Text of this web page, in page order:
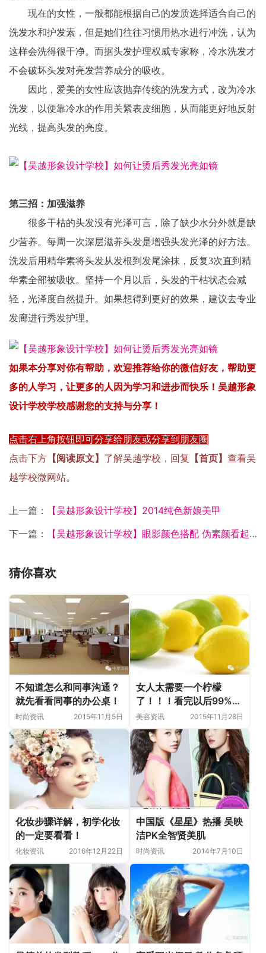
现在的女性，一般都能根据自己的发质选择适合自己的
洗发水和护发素，但是她们往往习惯用热水进行冲洗，认为
这样会洗得很干净。而据头发护理权威专家称，冷水洗发才
不会破坏头发对亮发营养成分的吸收。
因此，爱美的女性应该抛弃传统的洗发方式，改为冷水
洗发，以便靠冷水的作用关紧表皮细胞，从而能更好地反射
光线，提高头发的亮度。
第三招：加强滋养
很多干枯的头发没有光泽可言，除了缺少水分外就是缺
少营养。每周一次深层滋养头发是增强头发光泽的好方法。
洗发后用精华素将头发从发根到发尾涂抹，反复3次直到精
华素全部被吸收。坚持一个月以后，头发的干枯状态会减
轻，光泽度自然提升。如果想得到更好的效果，建议去专业
发廊进行秀发护理。
如果本分享对你有帮助， 欢迎推荐给你的微信好友， 帮助更
多的人学习 ， 让更多的人因为学习和进步而快乐！吴越形象
设计学校学校感谢您的支持与分享！
点击右上角按钮即可分享给朋友或分享到朋友圈
点击下方 【阅读原文】 了解吴越学校，回复 【首页】 查看吴
越学校微网站。
上一篇：
【吴越形象设计学校】2014纯色新娘美甲
下一篇：
【吴越形象设计学校】眼影颜色搭配 伪素颜看起来不路人
猜你喜欢
不知道怎么和同事沟通？
就先看看同事的办公桌！
时尚资讯 2015年11月5日
女人太需要一个柠檬
了！！！看完以后99%的
人都买柠檬去了！
美容资讯 2015年11月28日
化妆步骤详解，初学化妆
的一定要看看！
化妆资讯 2016年12月22日
中国版《星星》热播 吴映
洁PK全智贤美肌
时尚资讯 2014年7月10日